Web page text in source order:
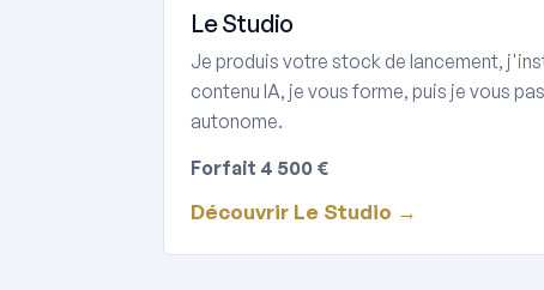
Le Studio
Je produis votre stock de lancement,
contenu IA, je vous forme, puis je vous
autonome.
Forfait 4 500 €
Découvrir Le Studio →